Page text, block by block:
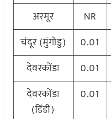
अरमूर NR
चंदूर (मुंगोडु)
0.01
देवरकोंडा
0.01
देवरकोंडा
(डिंडी)
0.01